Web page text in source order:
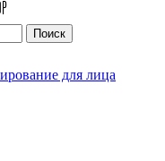
Поиск
для лица